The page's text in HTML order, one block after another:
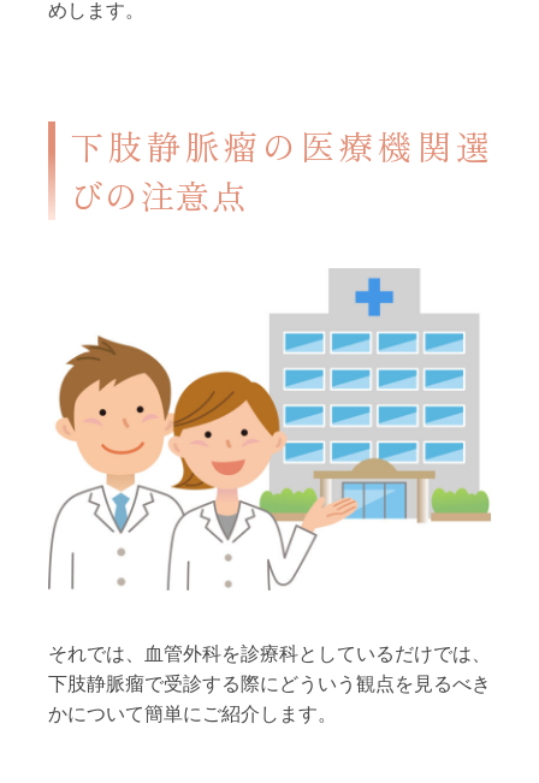
めします。
下肢静脈瘤の医療機関選
びの注意点
それでは、血管外科を診療科としているだけでは、
下肢静脈瘤で受診する際にどういう観点を見るべき
かについて簡単にご紹介します。